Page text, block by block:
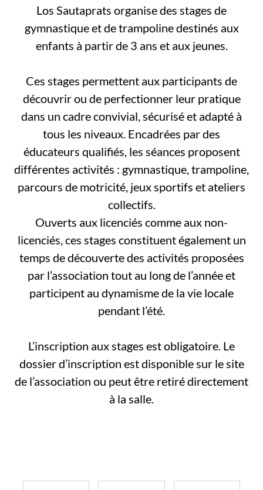
Los Sautaprats organise des stages de
gymnastique et de trampoline destinés aux
enfants à partir de 3 ans et aux jeunes.
Ces stages permettent aux participants de
découvrir ou de perfectionner leur pratique
dans un cadre convivial, sécurisé et adapté à
tous les niveaux. Encadrées par des
éducateurs qualifiés, les séances proposent
différentes activités : gymnastique, trampoline,
parcours de motricité, jeux sportifs et ateliers
collectifs.
Ouverts aux licenciés comme aux non-
licenciés, ces stages constituent également un
temps de découverte des activités proposées
par l’association tout au long de l’année et
participent au dynamisme de la vie locale
pendant l’été.
L’inscription aux stages est obligatoire. Le
dossier d’inscription est disponible sur le site
de l’association ou peut être retiré directement
à la salle.